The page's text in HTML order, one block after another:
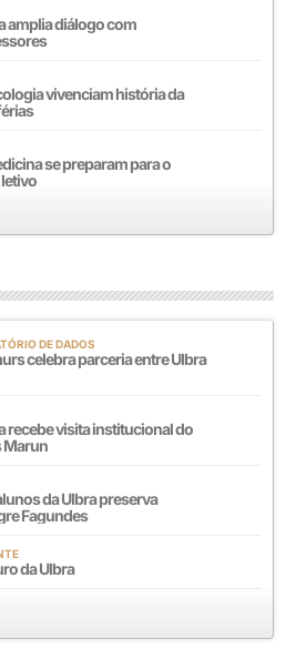
amplia diálogo com
vivenciam história da
se preparam para o
DE DADOS
celebra parceria entre Ulbra
recebe visita institucional do
Marun
da Ulbra preserva
Fagundes
da Ulbra